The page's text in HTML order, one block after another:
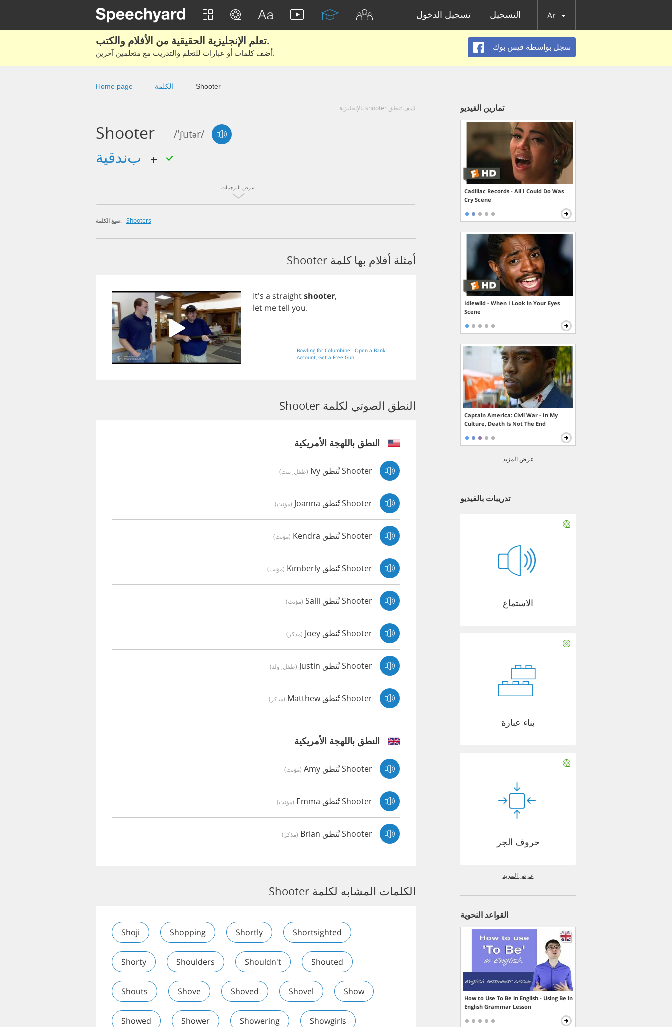
تسجيل الدخول التسجيل Ar
تعلم الإنجليزية الحقيقية من الأفلام والكتب.
أضف كلمات أو عبارات للتعلم والتدريب مع متعلمين آخرين.
سجل بواسطة فيس بوك
Home page الكلمة Shooter
كيف تنطق shooter بالإنجليزية
Shooter /'ʃutər/
اعرض الترجمات
صيغ الكلمة: Shooters
أمثلة أفلام بها كلمة Shooter
It's a straightshooter,
let metell you.
Bowling for Columbine - Open a Bank
Account, Get a Free Gun
النطق الصوتي لكلمة Shooter
النطق باللهجة الأمريكية
Shooter تُنطق Ivy (طفل, بنت)
Shooter تُنطق Joanna (مؤنث)
Shooter تُنطق Kendra (مؤنث)
Shooter تُنطق Kimberly (مؤنث)
Shooter تُنطق Salli (مؤنث)
Shooter تُنطق Joey (مذكر)
Shooter تُنطق Justin (طفل, ولد)
Shooter تُنطق Matthew (مذكر)
النطق باللهجة الأمريكية
Shooter تُنطق Amy (مؤنث)
Shooter تُنطق Emma (مؤنث)
Shooter تُنطق Brian (مذكر)
الكلمات المشابه لكلمة Shooter
Shoji Shopping Shortly Shortsighted
Shorty Shoulders Shouldn't Shouted
Shouts Shove Shoved Shovel Show
Showed Shower Showering Showgirls
تمارين الفيديو
Cadillac Records - All I Could Do Was
Cry Scene
Idlewild - When I Look in Your Eyes
Scene
Captain America: Civil War - In My
Culture, Death Is Not The End
عرض المزيد
تدريبات بالفيديو
الاستماع
بناء عبارة
حروف الجر
عرض المزيد
القواعد النحوية
How to Use To Be in English - Using Be in
English Grammar Lesson